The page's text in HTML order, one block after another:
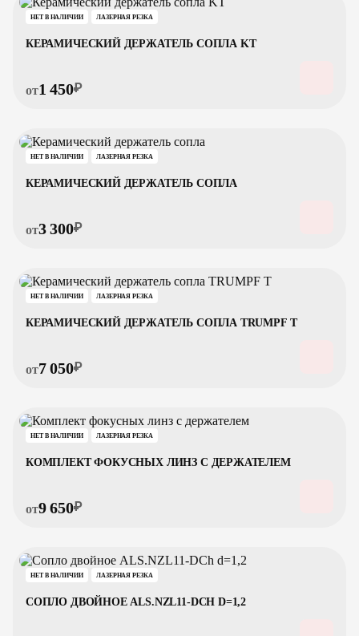
НЕТ В НАЛИЧИИ ЛАЗЕРНАЯ РЕЗКА
КЕРАМИЧЕСКИЙ ДЕРЖАТЕЛЬ СОПЛА KT
от1 450₽
НЕТ В НАЛИЧИИ ЛАЗЕРНАЯ РЕЗКА
КЕРАМИЧЕСКИЙ ДЕРЖАТЕЛЬ СОПЛА
от3 300₽
НЕТ В НАЛИЧИИ ЛАЗЕРНАЯ РЕЗКА
КЕРАМИЧЕСКИЙ ДЕРЖАТЕЛЬ СОПЛА TRUMPF T
от7 050₽
НЕТ В НАЛИЧИИ ЛАЗЕРНАЯ РЕЗКА
КОМПЛЕКТ ФОКУСНЫХ ЛИНЗ С ДЕРЖАТЕЛЕМ
от9 650₽
НЕТ В НАЛИЧИИ ЛАЗЕРНАЯ РЕЗКА
СОПЛО ДВОЙНОЕ ALS.NZL11-DCH D=1,2